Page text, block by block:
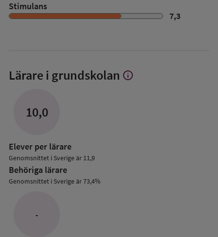
Stimulans
7,3
Lärare i grundskolan Visa
info
10,0
Elever per lärare
Genomsnittet i Sverige är 11,9
Behöriga lärare
Genomsnittet i Sverige är 73,4%
-